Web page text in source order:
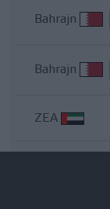
Bahrajn
Bahrajn
ZEA